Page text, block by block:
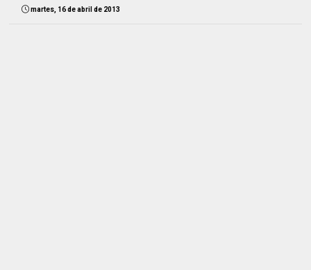
martes, 16 de abril de 2013